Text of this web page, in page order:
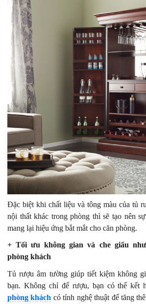
Đặc biệt khi chất liệu và tông màu của tủ
nội thất khác trong phòng thì sẽ tạo nên
mang lại hiệu ứng bắt mắt cho căn phòng.
+ Tối ưu không gian và che giấu
phòng khách
Tủ rượu âm tường giúp tiết kiệm không
bạn. Không chỉ để rượu, bạn có thể
phòng khách có tính nghệ thuật để tăng